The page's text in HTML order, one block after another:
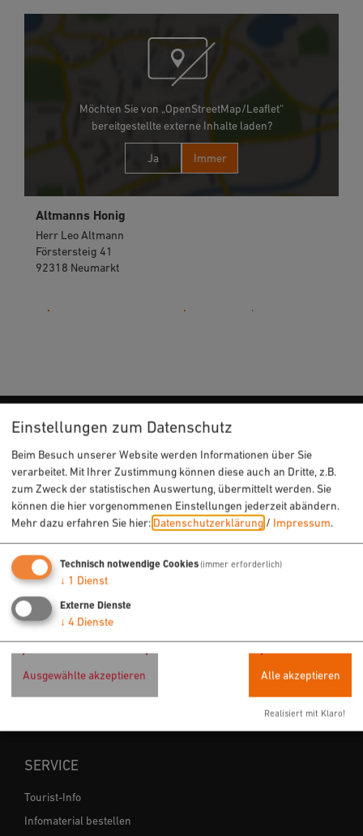
Möchten Sie von „OpenStreetMap/Leaflet“
bereitgestellte externe Inhalte laden?
Ja Immer
Altmanns Honig
Herr Leo Altmann
Förstersteig 41
92318 Neumarkt
URLAUB & FREIZEIT
Radfahren
Wandern
Freizeit
Veranstaltungen
ÜBERNACHTEN & EINKEHREN
Ferienwohnungen
SERVICE
Tourist-Info
Infomaterial bestellen
Einstellungen zum Datenschutz
Beim Besuch unserer Website werden Informationen über Sie
verarbeitet. Mit Ihrer Zustimmung können diese auch an Dritte, z.B.
zum Zweck der statistischen Auswertung, übermittelt werden. Sie
können die hier vorgenommenen Einstellungen jederzeit abändern.
Mehr dazu erfahren Sie hier: Datenschutzerklärung / Impressum.
Technisch notwendige Cookies(immer erforderlich)
↓ 1 Dienst
Externe Dienste
↓ 4 Dienste
Ausgewählte akzeptieren Alle akzeptieren
Realisiert mit Klaro!